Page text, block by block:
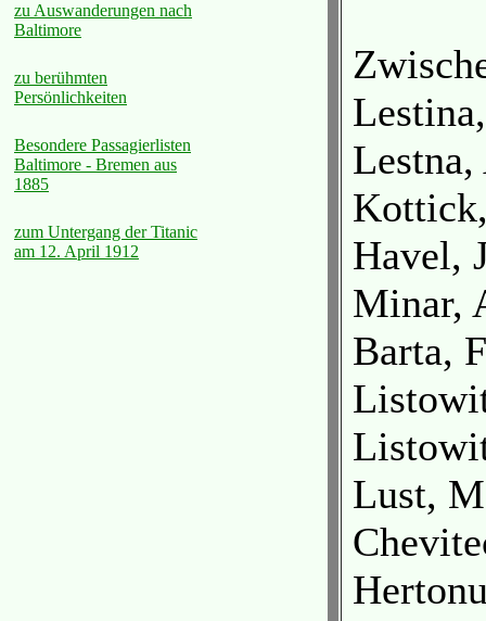
zu Auswanderungen nach
Baltimore
zu berühmten
Persönlichkeiten
Besondere Passagierlisten
Baltimore - Bremen aus
1885
zum Untergang der Titanic
am 12. April 1912
Havel,
Minar,
Barta,
Lust,